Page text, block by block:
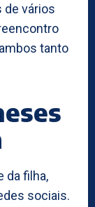
de vários
tanto
da filha,
sociais.